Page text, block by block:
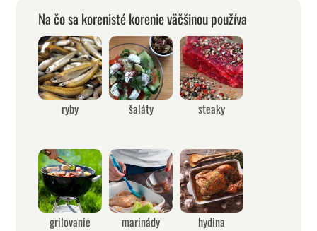
Na čo sa korenisté korenie väčšinou používa
ryby šaláty steaky
grilovanie marinády hydina